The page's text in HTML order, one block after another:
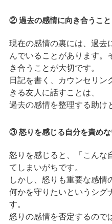
② 過去の感情に向き合うこと
現在の感情の裏には、過去
んでいることがあります。
き合うことが大切です。
日記を書く、カウンセリン
きる友人に話すことは、
過去の感情を整理する助け
③ 怒りを感じる自分を責めな
怒りを感じると、「こんな
てしまいがちです。
しかし、怒りも重要な感情
何かを守りたいというシグ
す。
怒りの感情を否定するので